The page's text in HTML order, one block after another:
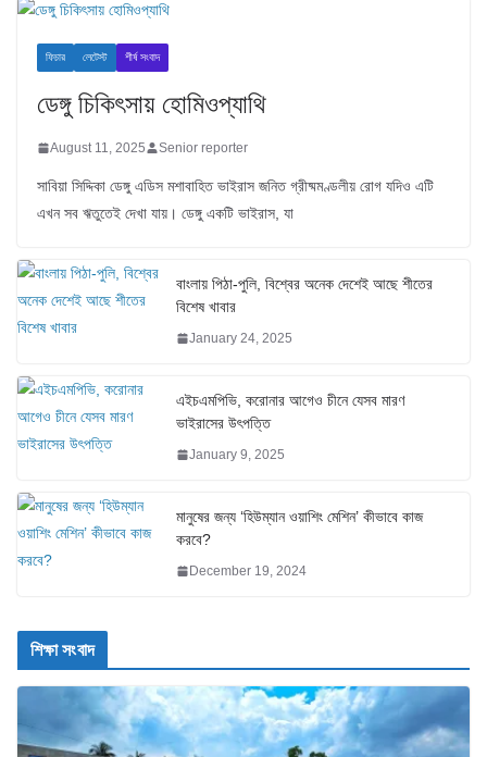
ফিচার লেটেস্ট শীর্ষ সংবাদ
ডেঙ্গু চিকিৎসায় হোমিওপ্যাথি
August 11, 2025 Senior reporter
সাবিয়া সিদ্দিকা ডেঙ্গু এডিস মশাবাহিত ভাইরাস জনিত গ্রীষ্মমণ্ডলীয় রোগ যদিও এটি
এখন সব ঋতুতেই দেখা যায়। ডেঙ্গু একটি ভাইরাস, যা
বাংলায় পিঠা-পুলি, বিশ্বের অনেক দেশেই আছে শীতের
বিশেষ খাবার
January 24, 2025
এইচএমপিভি, করোনার আগেও চীনে যেসব মারণ
ভাইরাসের উৎপত্তি
January 9, 2025
মানুষের জন্য ‘হিউম্যান ওয়াশিং মেশিন’ কীভাবে কাজ
করবে?
December 19, 2024
শিক্ষা সংবাদ